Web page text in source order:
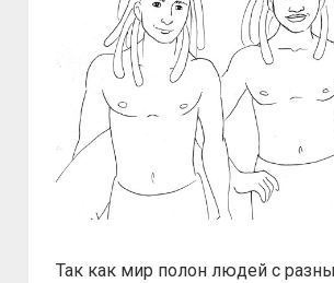
Так как мир полон людей с